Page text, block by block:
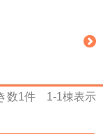
数1件 1-1棟表示